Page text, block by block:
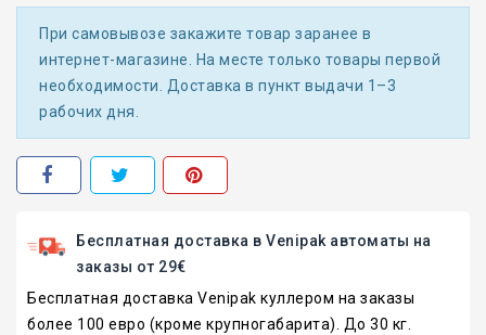
При самовывозе закажите товар заранее в
интернет-магазине. На месте только товары первой
необходимости. Доставка в пункт выдачи 1–3
рабочих дня.
Бесплатная доставка в Venipak автоматы на
заказы от 29€
Бесплатная доставка Venipak куллером на заказы
более 100 евро (кроме крупногабарита). До 30 кг.